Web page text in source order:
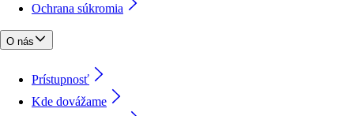
Ochrana súkromia
O nás
Prístupnosť
Kde dovážame